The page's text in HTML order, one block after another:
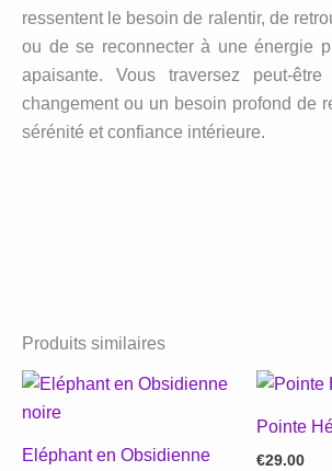
ressentent le besoin de ralentir, de
ou de se reconnecter à une énergie
apaisante. Vous traversez peut-
changement ou un besoin profond de
sérénité et confiance intérieure.
Produits similaires
Eléphant en Obsidienne
Pointe
€29.00